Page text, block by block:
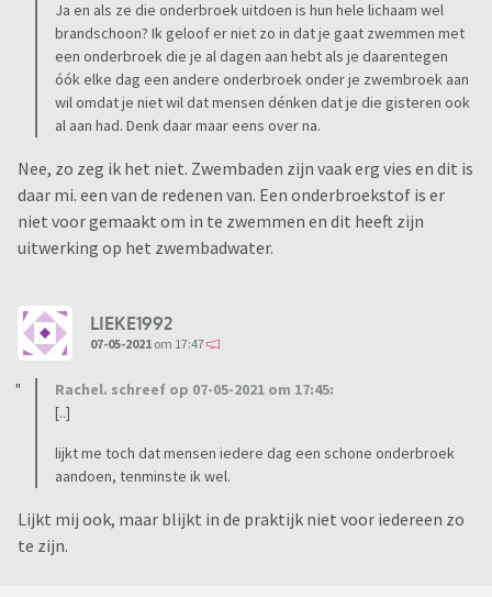
Ja en als ze die onderbroek uitdoen is hun hele lichaam wel
brandschoon? Ik geloof er niet zo in dat je gaat zwemmen met
een onderbroek die je al dagen aan hebt als je daarentegen
óók elke dag een andere onderbroek onder je zwembroek aan
wil omdat je niet wil dat mensen dénken dat je die gisteren ook
al aan had. Denk daar maar eens over na.
Nee, zo zeg ik het niet. Zwembaden zijn vaak erg vies en dit is
daar mi. een van de redenen van. Een onderbroekstof is er
niet voor gemaakt om in te zwemmen en dit heeft zijn
uitwerking op het zwembadwater.
LIEKE1992
07-05-2021 om 17:47
Rachel. schreef op 07-05-2021 om 17:45:
[..]
lijkt me toch dat mensen iedere dag een schone onderbroek
aandoen, tenminste ik wel.
Lijkt mij ook, maar blijkt in de praktijk niet voor iedereen zo
te zijn.